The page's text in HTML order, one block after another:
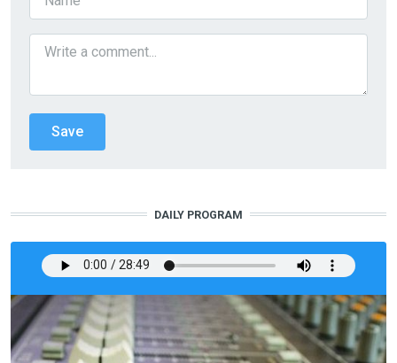
DAILY PROGRAM